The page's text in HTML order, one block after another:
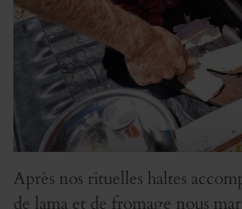
Après nos rituelles haltes
de lama et de fromage nous